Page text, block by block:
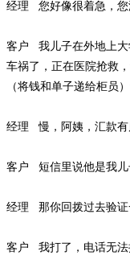
经理 您好像很着急，
客户
我儿子在外地上
车祸了，正在医院抢救
（将钱和单子递给柜员）
经理 慢，阿姨，汇款
客户 短信里说他是我
经理 那你回拨过去验证
客户 我打了，电话无法